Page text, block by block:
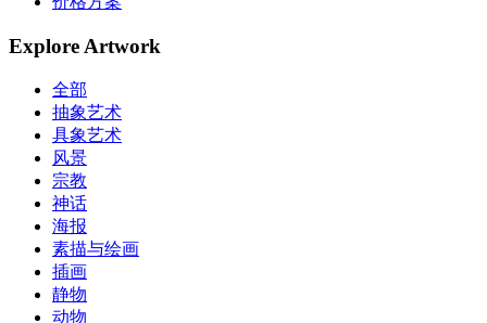
Explore Artwork
全部
抽象艺术
具象艺术
风景
宗教
神话
海报
素描与绘画
插画
静物
动物